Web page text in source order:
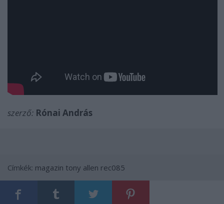
szerző: Rónai András
Címkék: magazin tony allen rec085